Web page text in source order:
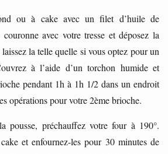
ou à cake avec un filet d’huile de
avec votre tresse et déposez la
la telle quelle si vous optez pour un
à l’aide d’un torchon humide et
pendant 1h à 1h 1/2 dans un endroit
opérations pour votre 2ème brioche.
pousse, préchauffez votre four à 190°.
et enfournez-les pour 30 minutes de